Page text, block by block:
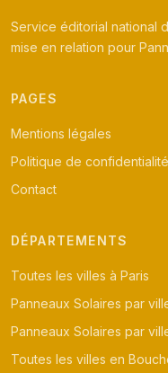
Service éditorial national
mise en relation pour
PAGES
Mentions légales
Politique de confidentialité
Contact
DÉPARTEMENTS
Toutes les villes à Paris
Panneaux Solaires par
Panneaux Solaires par
Toutes les villes en